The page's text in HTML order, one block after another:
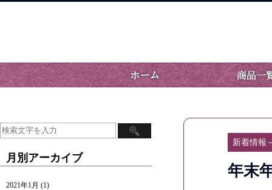
新着情報
年末
月別アーカイブ
2021年1月 (1)